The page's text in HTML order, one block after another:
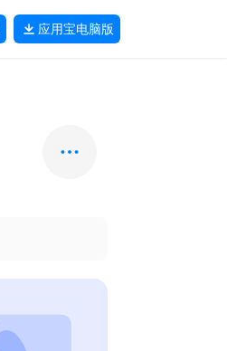
应用宝电脑版